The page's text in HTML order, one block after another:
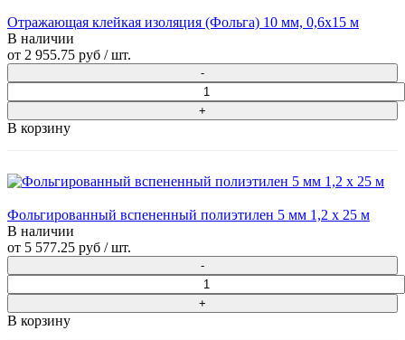
Отражающая клейкая изоляция (Фольга) 10 мм, 0,6x15 м
В наличии
от 2 955.75 руб / шт.
В корзину
Фольгированный вспененный полиэтилен 5 мм 1,2 х 25 м
В наличии
от 5 577.25 руб / шт.
В корзину